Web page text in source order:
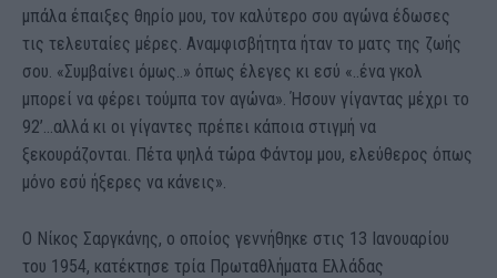
μπάλα έπαιξες θηρίο μου, τον καλύτερο σου αγώνα έδωσες
τις τελευταίες μέρες. Αναμφισβήτητα ήταν το ματς της ζωής
σου. «Συμβαίνει όμως..» όπως έλεγες κι εσύ «..ένα γκολ
μπορεί να φέρει τούμπα τον αγώνα». Ήσουν γίγαντας μέχρι το
92’…αλλά κι οι γίγαντες πρέπει κάποια στιγμή να
ξεκουράζονται. Πέτα ψηλά τώρα Φάντομ μου, ελεύθερος όπως
μόνο εσύ ήξερες να κάνεις».
Ο Νίκος Σαργκάνης, ο οποίος γεννήθηκε στις 13 Ιανουαρίου
του 1954, κατέκτησε τρία Πρωταθλήματα Ελλάδας